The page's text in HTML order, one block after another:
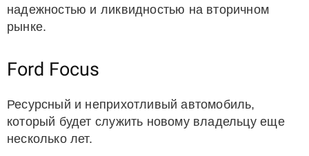
надежностью и ликвидностью на вторичном
рынке.
Ford Focus
Ресурсный и неприхотливый автомобиль,
который будет служить новому владельцу еще
несколько лет.